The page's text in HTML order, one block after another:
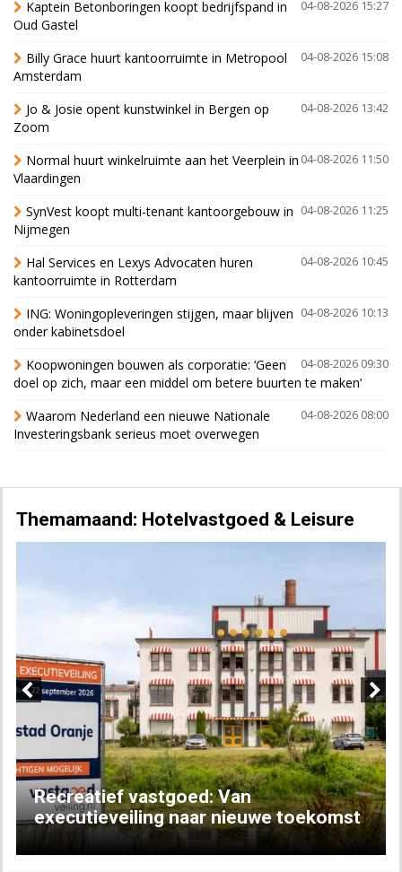
04-08-2026 15:27
Kaptein Betonboringen koopt bedrijfspand in
Oud Gastel
04-08-2026 15:08
Billy Grace huurt kantoorruimte in Metropool
Amsterdam
04-08-2026 13:42
Jo & Josie opent kunstwinkel in Bergen op
Zoom
04-08-2026 11:50
Normal huurt winkelruimte aan het Veerplein in
Vlaardingen
04-08-2026 11:25
SynVest koopt multi-tenant kantoorgebouw in
Nijmegen
04-08-2026 10:45
Hal Services en Lexys Advocaten huren
kantoorruimte in Rotterdam
04-08-2026 10:13
ING: Woningopleveringen stijgen, maar blijven
onder kabinetsdoel
04-08-2026 09:30
Koopwoningen bouwen als corporatie: ‘Geen
doel op zich, maar een middel om betere buurten te maken’
04-08-2026 08:00
Waarom Nederland een nieuwe Nationale
Investeringsbank serieus moet overwegen
Themamaand: Hotelvastgoed & Leisure
Recreatief vastgoed: Van
executieveiling naar nieuwe toekomst
Next